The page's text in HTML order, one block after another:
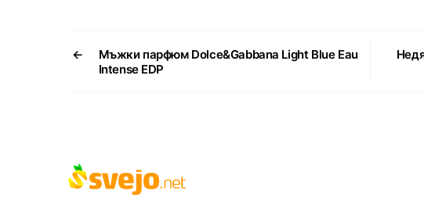
←
Мъжки парфюм Dolce&Gabbana Light Blue Eau
Intense EDP